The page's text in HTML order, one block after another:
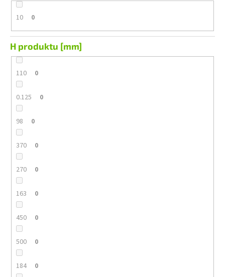
10 0
H produktu [mm]
110 0
0.125 0
98 0
370 0
270 0
163 0
450 0
500 0
184 0